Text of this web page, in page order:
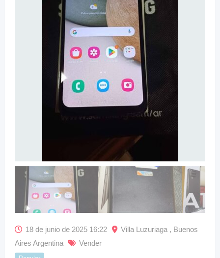
18 de junio de 2025 16:22
Villa Luzuriaga , Buenos
Aires Argentina
Vender